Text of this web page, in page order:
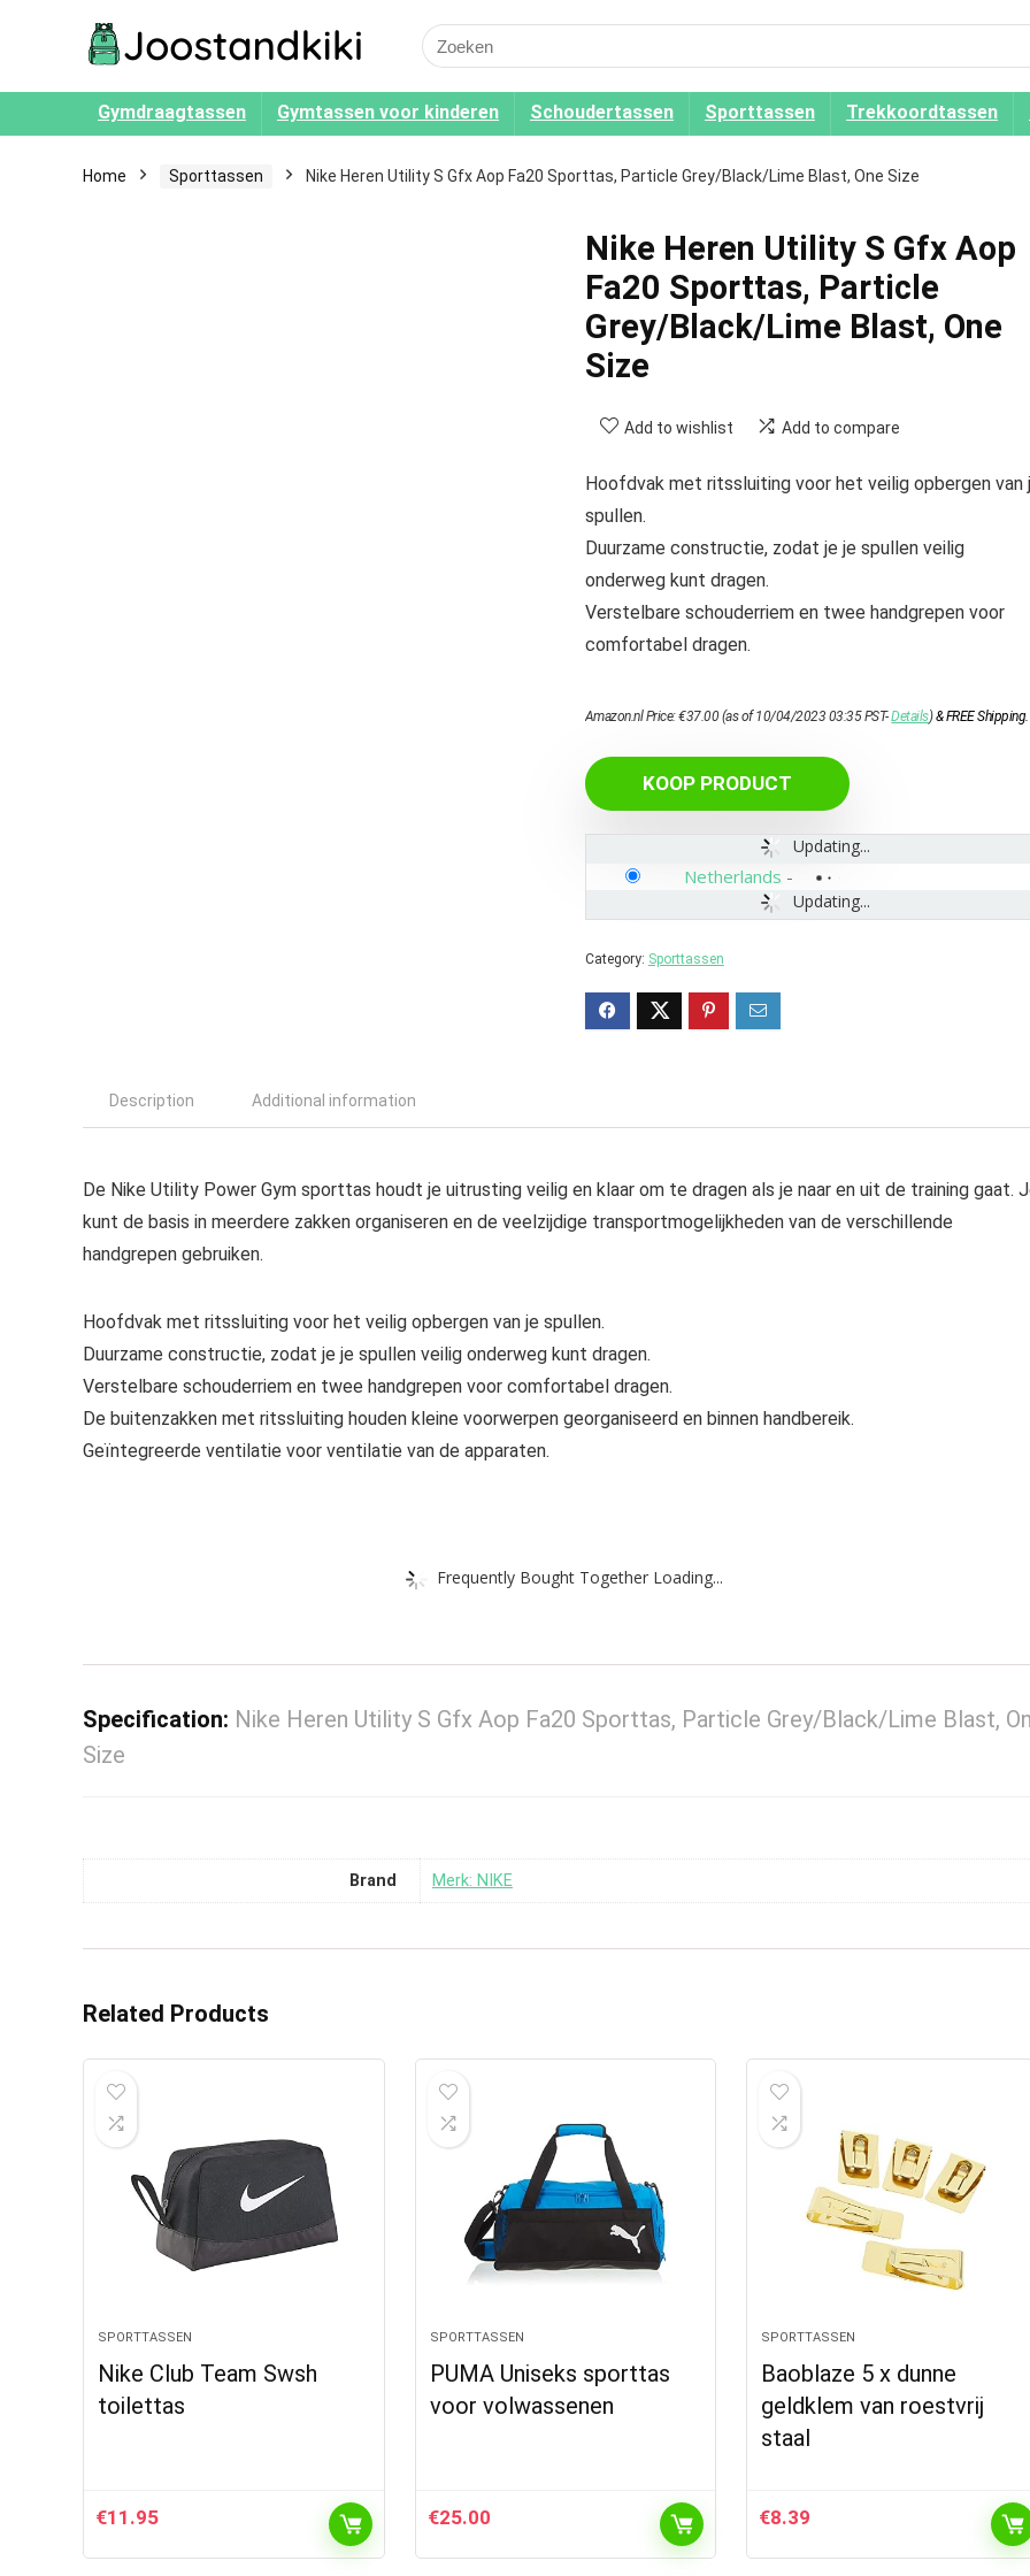
Search
for:
Gymdraagtassen Gymtassen voor kinderen Schoudertassen Sporttassen Trekkoordtassen
Home Sporttassen Nike Heren Utility S Gfx Aop Fa20 Sporttas, Particle Grey/Black/Lime Blast, One Size
Nike Heren Utility S Gfx Aop
Fa20 Sporttas, Particle
Grey/Black/Lime Blast, One
Size
Add to wishlist Add to compare
Hoofdvak met ritssluiting voor het veilig opbergen van
spullen.
Duurzame constructie, zodat je je spullen veilig
onderweg kunt dragen.
Verstelbare schouderriem en twee handgrepen voor
comfortabel dragen.
Amazon.nl Price:€37.00(as of 10/04/2023 03:35 PST-Details)&FREE Shipping.
KOOP PRODUCT
Updating...
Updating...
Netherlands -
Category: Sporttassen
Description Additional information
De Nike Utility Power Gym sporttas houdt je uitrusting veilig en klaar om te dragen als je naar en uit de training gaat.
kunt de basis in meerdere zakken organiseren en de veelzijdige transportmogelijkheden van de verschillende
handgrepen gebruiken.
Hoofdvak met ritssluiting voor het veilig opbergen van je spullen.
Duurzame constructie, zodat je je spullen veilig onderweg kunt dragen.
Verstelbare schouderriem en twee handgrepen voor comfortabel dragen.
De buitenzakken met ritssluiting houden kleine voorwerpen georganiseerd en binnen handbereik.
Geïntegreerde ventilatie voor ventilatie van de apparaten.
Frequently Bought Together Loading...
Specification: Nike Heren Utility S Gfx Aop Fa20 Sporttas, Particle Grey/Black/Lime Blast,
Size
Brand Merk: NIKE
Related Products
SPORTTASSEN
Nike Club Team Swsh
toilettas
€11.95
SPORTTASSEN
PUMA Uniseks sporttas
voor volwassenen
€25.00
SPORTTASSEN
Baoblaze 5 x dunne
geldklem van roestvrij
staal
€8.39